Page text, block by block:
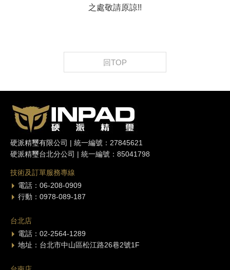
之處敬請原諒!!
回TOP
硬派精璽有限公司 | 統一編號：27845621
硬派精璽台北分公司 | 統一編號：85041798
技術及訂單服務專線
電話：06-208-0909
行動：0978-089-187
台北店
電話：02-2564-1289
地址：台北市中山區松江路26巷2號1F